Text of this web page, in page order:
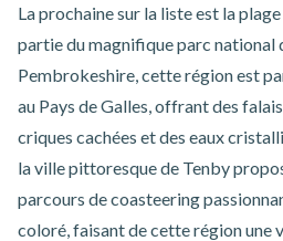
La prochaine sur la liste est la
partie du magnifique parc national
Pembrokeshire, cette région est
au Pays de Galles, offrant des
criques cachées et des eaux
la ville pittoresque de Tenby
parcours de coasteering
coloré, faisant de cette région une